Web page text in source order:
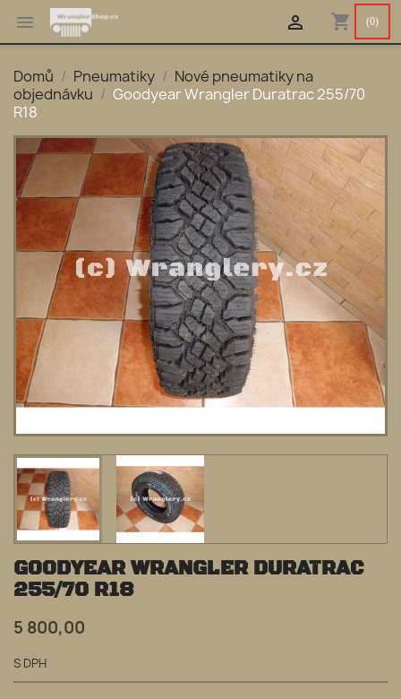
 shopping_cart (0)

Domů Pneumatiky
Nové pneumatiky na
objednávku
Goodyear Wrangler Duratrac 255/70
R18
GOODYEAR WRANGLER DURATRAC
255/70 R18
5 800,00
S DPH